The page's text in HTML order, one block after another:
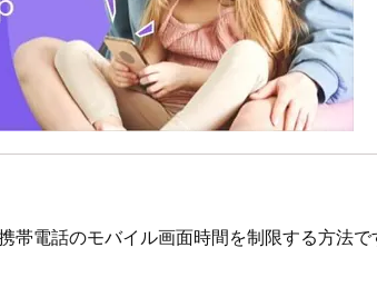
帯電話のモバイル画面時間を制限する方法